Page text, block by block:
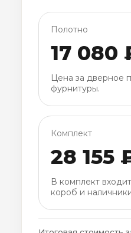
Полотно
17 080
Цена за дверное
фурнитуры.
Комплект
28 155
В комплект
короб и